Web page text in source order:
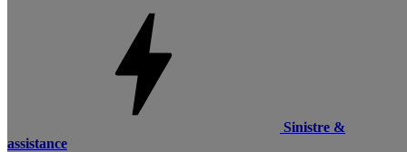
Sinistre &
assistance